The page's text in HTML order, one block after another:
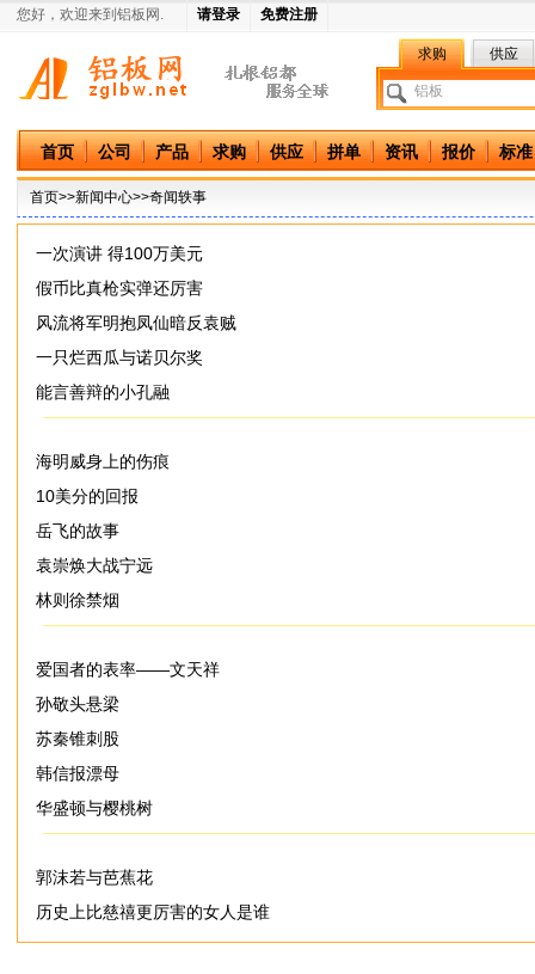
您好，欢迎来到铝板网. 请登录 免费注册
中国铝板网
求购 供应
首页 公司 产品 求购 供应 拼单 资讯 报价 标准
首页>>新闻中心>>奇闻轶事
一次演讲 得100万美元
假币比真枪实弹还厉害
风流将军明抱凤仙暗反袁贼
一只烂西瓜与诺贝尔奖
能言善辩的小孔融
海明威身上的伤痕
10美分的回报
岳飞的故事
袁崇焕大战宁远
林则徐禁烟
爱国者的表率——文天祥
孙敬头悬梁
苏秦锥刺股
韩信报漂母
华盛顿与樱桃树
郭沫若与芭蕉花
历史上比慈禧更厉害的女人是谁